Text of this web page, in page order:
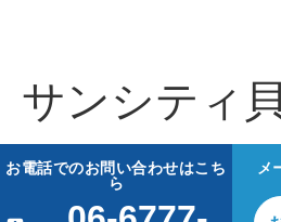
サンシティ
お電話でのお問い合わせはこち
ら
メ